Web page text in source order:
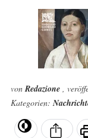
vonRedazione ,
Kategorien: